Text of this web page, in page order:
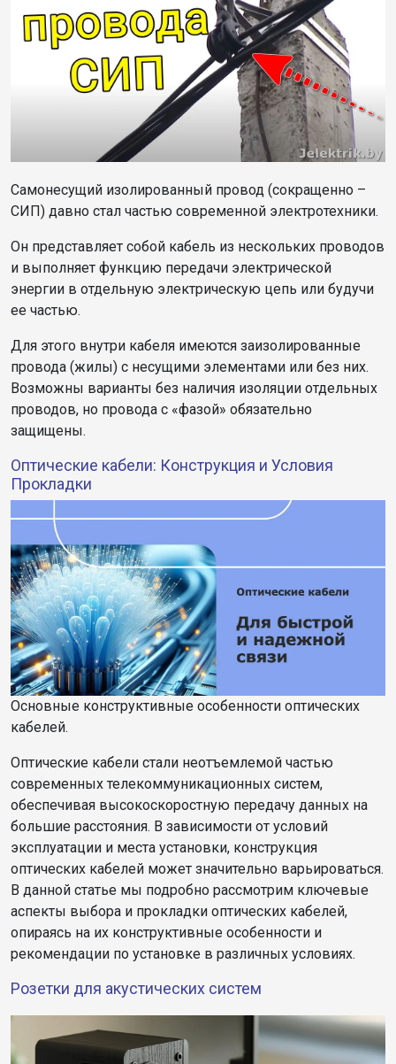
Самонесущий изолированный провод (сокращенно –
СИП) давно стал частью современной электротехники.
Он представляет собой кабель из нескольких проводов
и выполняет функцию передачи электрической
энергии в отдельную электрическую цепь или будучи
ее частью.
Для этого внутри кабеля имеются заизолированные
провода (жилы) с несущими элементами или без них.
Возможны варианты без наличия изоляции отдельных
проводов, но провода с «фазой» обязательно
защищены.
Оптические кабели: Конструкция и Условия
Прокладки
Основные конструктивные особенности оптических
кабелей.
Оптические кабели стали неотъемлемой частью
современных телекоммуникационных систем,
обеспечивая высокоскоростную передачу данных на
большие расстояния. В зависимости от условий
эксплуатации и места установки, конструкция
оптических кабелей может значительно варьироваться.
В данной статье мы подробно рассмотрим ключевые
аспекты выбора и прокладки оптических кабелей,
опираясь на их конструктивные особенности и
рекомендации по установке в различных условиях.
Розетки для акустических систем